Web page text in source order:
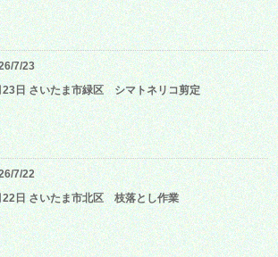
7/23
23日 さいたま市緑区 シマトネリコ剪定
7/22
22日 さいたま市北区 枝落とし作業